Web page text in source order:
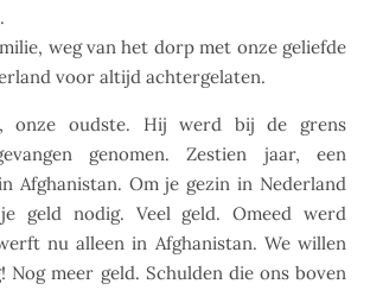
weg van het dorp met onze geliefde
voor altijd achtergelaten.
onze oudste. Hij werd bij de grens
genomen. Zestien jaar, een
Afghanistan. Om je gezin in Nederland
geld nodig. Veel geld. Omeed werd
nu alleen in Afghanistan. We willen
Nog meer geld. Schulden die ons boven